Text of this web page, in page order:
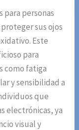
para personas
sus ojos
Este
para
como fatiga
y sensibilidad a
que
electrónicas, ya
visual y